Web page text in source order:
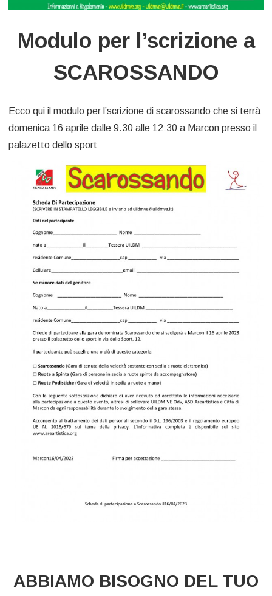
Modulo per l’scrizione a
SCAROSSANDO
Ecco qui il modulo per l’scrizione di scarossando che si terrà
domenica 16 aprile dalle 9.30 alle 12:30 a Marcon presso il
palazetto dello sport
ABBIAMO BISOGNO DEL TUO